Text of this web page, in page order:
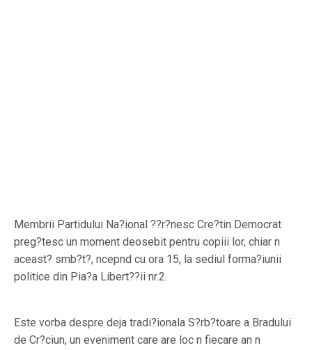
Membrii Partidului Na?ional ??r?nesc Cre?tin Democrat
preg?tesc un moment deosebit pentru copiii lor, chiar n
aceast? smb?t?, ncepnd cu ora 15, la sediul forma?iunii
politice din Pia?a Libert??ii nr.2.
Este vorba despre deja tradi?ionala S?rb?toare a Bradului
de Cr?ciun, un eveniment care are loc n fiecare an n